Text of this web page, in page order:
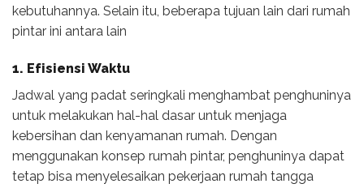
kebutuhannya. Selain itu, beberapa tujuan lain dari rumah
pintar ini antara lain
1. Efisiensi Waktu
Jadwal yang padat seringkali menghambat penghuninya
untuk melakukan hal-hal dasar untuk menjaga
kebersihan dan kenyamanan rumah. Dengan
menggunakan konsep rumah pintar, penghuninya dapat
tetap bisa menyelesaikan pekerjaan rumah tangga